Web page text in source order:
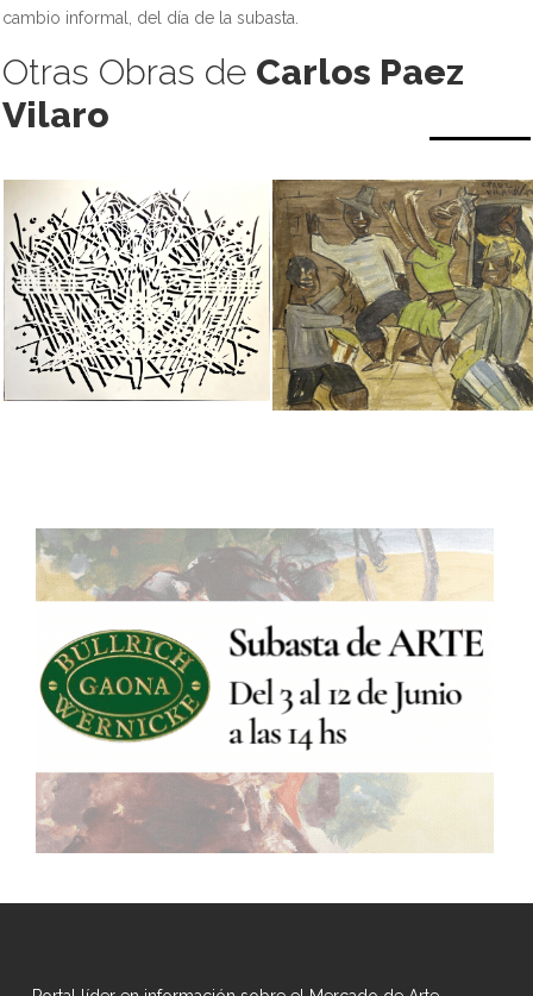
cambio informal, del día de la subasta.
Otras Obras de Carlos Paez
Vilaro